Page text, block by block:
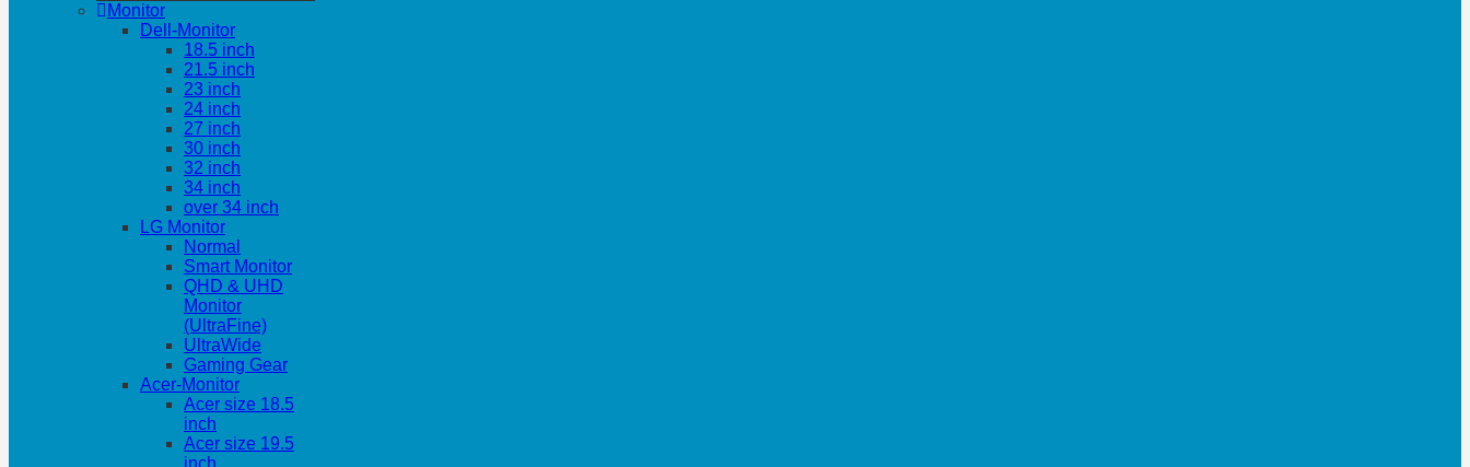
Monitor
Dell-Monitor
18.5 inch
21.5 inch
23 inch
24 inch
27 inch
30 inch
32 inch
34 inch
over 34 inch
LG Monitor
Normal
Smart Monitor
QHD & UHD
Monitor
(UltraFine)
UltraWide
Gaming Gear
Acer-Monitor
Acer size 18.5
inch
Acer size 19.5
inch